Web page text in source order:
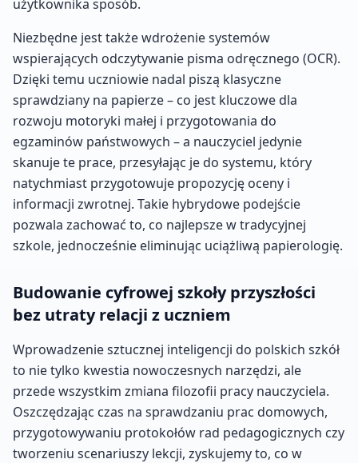
użytkownika sposób.
Niezbędne jest także wdrożenie systemów
wspierających odczytywanie pisma odręcznego (OCR).
Dzięki temu uczniowie nadal piszą klasyczne
sprawdziany na papierze – co jest kluczowe dla
rozwoju motoryki małej i przygotowania do
egzaminów państwowych – a nauczyciel jedynie
skanuje te prace, przesyłając je do systemu, który
natychmiast przygotowuje propozycję oceny i
informacji zwrotnej. Takie hybrydowe podejście
pozwala zachować to, co najlepsze w tradycyjnej
szkole, jednocześnie eliminując uciążliwą papierologię.
Budowanie cyfrowej szkoły przyszłości
bez utraty relacji z uczniem
Wprowadzenie sztucznej inteligencji do polskich szkół
to nie tylko kwestia nowoczesnych narzędzi, ale
przede wszystkim zmiana filozofii pracy nauczyciela.
Oszczędzając czas na sprawdzaniu prac domowych,
przygotowywaniu protokołów rad pedagogicznych czy
tworzeniu scenariuszy lekcji, zyskujemy to, co w